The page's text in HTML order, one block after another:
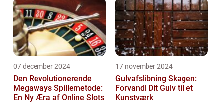
07 december 2024
Den Revolutionerende
Megaways Spillemetode:
En Ny Æra af Online Slots
17 november 2024
Gulvafslibning Skagen:
Forvandl Dit Gulv til et
Kunstværk